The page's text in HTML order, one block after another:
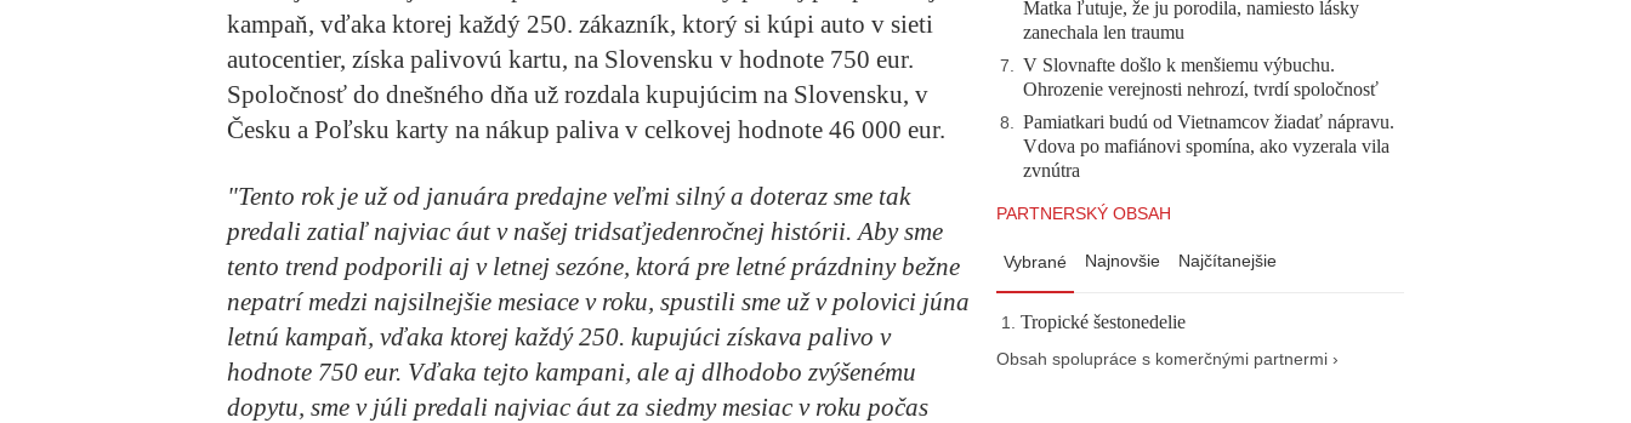
kampaň, vďaka ktorej každý 250. zákazník, ktorý si kúpi auto v sieti
autocentier, získa palivovú kartu, na Slovensku v hodnote 750 eur.
Spoločnosť do dnešného dňa už rozdala kupujúcim na Slovensku, v
Česku a Poľsku karty na nákup paliva v celkovej hodnote 46 000 eur.
"Tento rok je už od januára predajne veľmi silný a doteraz sme tak
predali zatiaľ najviac áut v našej tridsaťjedenročnej histórii. Aby sme
tento trend podporili aj v letnej sezóne, ktorá pre letné prázdniny bežne
nepatrí medzi najsilnejšie mesiace v roku, spustili sme už v polovici júna
letnú kampaň, vďaka ktorej každý 250. kupujúci získava palivo v
hodnote 750 eur. Vďaka tejto kampani, ale aj dlhodobo zvýšenému
dopytu, sme v júli predali najviac áut za siedmy mesiac v roku počas
Matka ľutuje, že ju porodila, namiesto lásky
zanechala len traumu
7. V Slovnafte došlo k menšiemu výbuchu.
Ohrozenie verejnosti nehrozí, tvrdí spoločnosť
8. Pamiatkari budú od Vietnamcov žiadať nápravu.
Vdova po mafiánovi spomína, ako vyzerala vila
zvnútra
PARTNERSKÝ OBSAH
Vybrané Najnovšie Najčítanejšie
Tropické šestonedelie
Obsah spolupráce s komerčnými partnermi ›